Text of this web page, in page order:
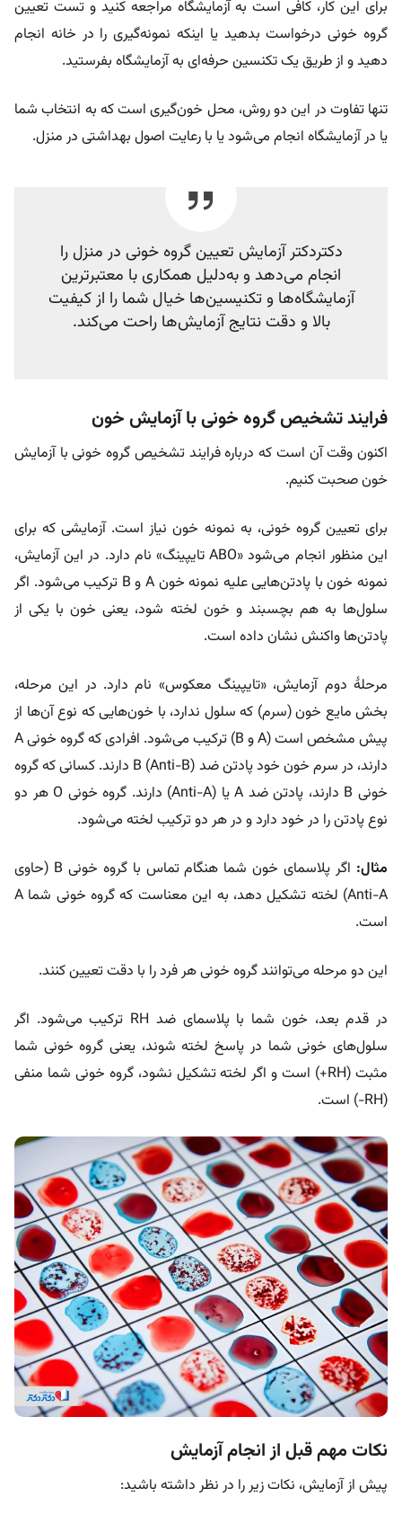
برای این کار، کافی است به آزمایشگاه مراجعه کنید و تست تعیین
گروه خونی درخواست بدهید یا اینکه نمونه‌گیری را در خانه انجام
دهید و از طریق یک تکنسین حرفه‌ای به آزمایشگاه بفرستید.
تنها تفاوت در این دو روش، محل خون‌گیری است که به انتخاب شما
یا در آزمایشگاه انجام می‌شود یا با رعایت اصول بهداشتی در منزل.
دکتردکتر آزمایش تعیین گروه خونی در منزل را
انجام می‌دهد و به‌دلیل همکاری با معتبرترین
آزمایشگاه‌ها و تکنیسین‌ها خیال شما را از کیفیت
بالا و دقت نتایج آزمایش‌ها راحت می‌کند.
فرایند تشخیص گروه خونی با آزمایش خون
اکنون وقت آن است که درباره فرایند تشخیص گروه خونی با آزمایش
خون صحبت کنیم.
برای تعیین گروه خونی، به نمونه خون نیاز است. آزمایشی که برای
این منظور انجام می‌شود «ABO تایپینگ» نام دارد. در این آزمایش،
نمونه خون با پادتن‌هایی علیه نمونه خون A و B ترکیب می‌شود. اگر
سلول‌ها به هم بچسبند و خون لخته شود، یعنی خون با یکی از
پادتن‌ها واکنش نشان داده است.
مرحلهٔ دوم آزمایش، «تایپینگ معکوس» نام دارد. در این مرحله،
بخش مایع خون (سرم) که سلول ندارد، با خون‌هایی که نوع آن‌ها از
پیش مشخص است (A و B) ترکیب می‌شود. افرادی که گروه خونی A
دارند، در سرم خون خود پادتن ضد B (Anti-B) دارند. کسانی که گروه
خونی B دارند، پادتن ضد A یا (Anti-A) دارند. گروه خونی O هر دو
نوع پادتن را در خود دارد و در هر دو ترکیب لخته می‌شود.
مثال:
اگر پلاسمای خون شما هنگام تماس با گروه خونی B (حاوی
Anti-A) لخته تشکیل دهد، به این معناست که گروه خونی شما A
است.
این دو مرحله‌ می‌توانند گروه خونی هر فرد را با دقت تعیین کنند.
در قدم بعد، خون شما با پلاسمای ضد RH ترکیب می‌شود. اگر
سلول‌های خونی شما در پاسخ لخته شوند، یعنی گروه خونی شما
مثبت (RH+) است و اگر لخته تشکیل نشود، گروه خونی شما منفی
(RH-) است.
نکات مهم قبل از انجام آزمایش
پیش از آزمایش، نکات زیر را در نظر داشته باشید: